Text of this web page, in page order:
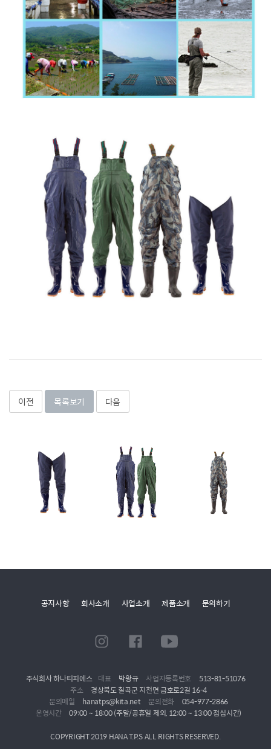
이전 목록보기 다음
공지사항 회사소개 사업소개 제품소개 문의하기
주식회사 하나티피에스 대표 박왕규 사업자등록번호
513-81-51076
주소
경상북도 칠곡군 지천면 금호로2길 16-4
문의메일
hanatps@kita.net 문의전화
054-977-2866
운영시간
09:00 ~ 18:00 (주말/공휴일 제외, 12:00 ~ 13:00 점심시간)
COPYRIGHT 2019 HANA T.P.S ALL RIGHTS RESERVED.